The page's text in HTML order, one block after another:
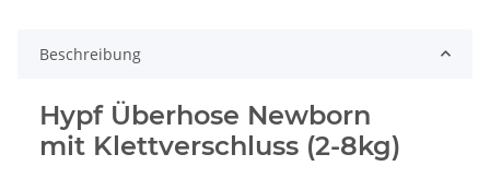
Beschreibung
Hypf Überhose Newborn
mit Klettverschluss (2-8kg)